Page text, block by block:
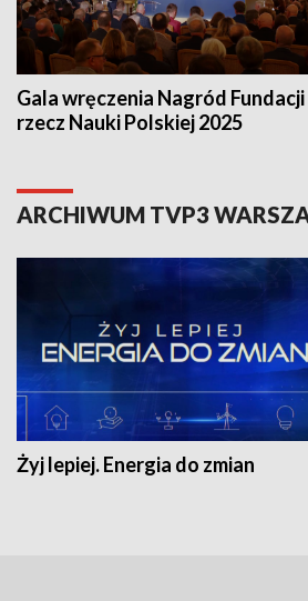
Gala wręczenia Nagród Fundacji
rzecz Nauki Polskiej 2025
ARCHIWUM TVP3
Żyj lepiej. Energia do zmian